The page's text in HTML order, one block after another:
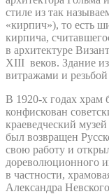
стиле из так
«кирпич»), то есть
кирпича,
в архитектуре
XIII веков. Здание
витражами и
В 1920-х годах храм
конфискован
краеведческий
был возвращен
свою работу и
дореволюционного
в частности,
Александра